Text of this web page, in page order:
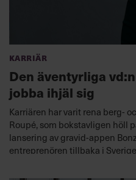
Karriär
Den äventyrliga
jobba ihjäl sig
Karriären har varit rena berg-
Roupé, som bokstavligen höll
lansering av gravid-appen
entreprenören tillbaka i